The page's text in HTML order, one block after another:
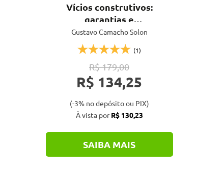
Vícios construtivos:
garantias e
responsabilidades na
construção civil
Gustavo Camacho Solon
(1)
R$ 179,00
R$ 134,25
(-3% no depósito ou PIX)
À vista porR$ 130,23
SAIBA MAIS